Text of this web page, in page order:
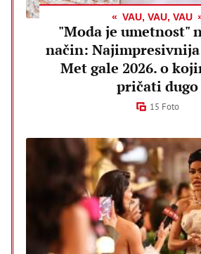
VAU, VAU, VAU
"Moda je umetnost"
način: Najimpresivnija
Met gale 2026. o
pričati dugo
15 Foto